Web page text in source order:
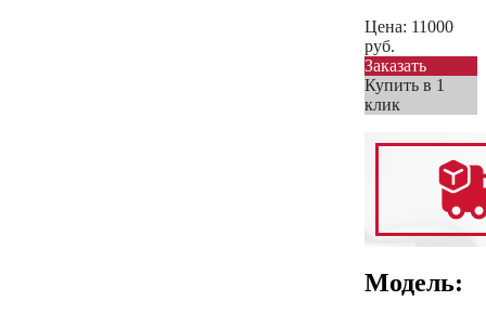
Цена: 11000
руб.
Заказать
Купить в 1
клик
Модель: